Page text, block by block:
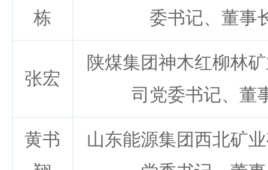
栋
委书记、董事
张宏
陕煤集团神木红柳林
司党委书记、董
黄书
山东能源集团西北矿